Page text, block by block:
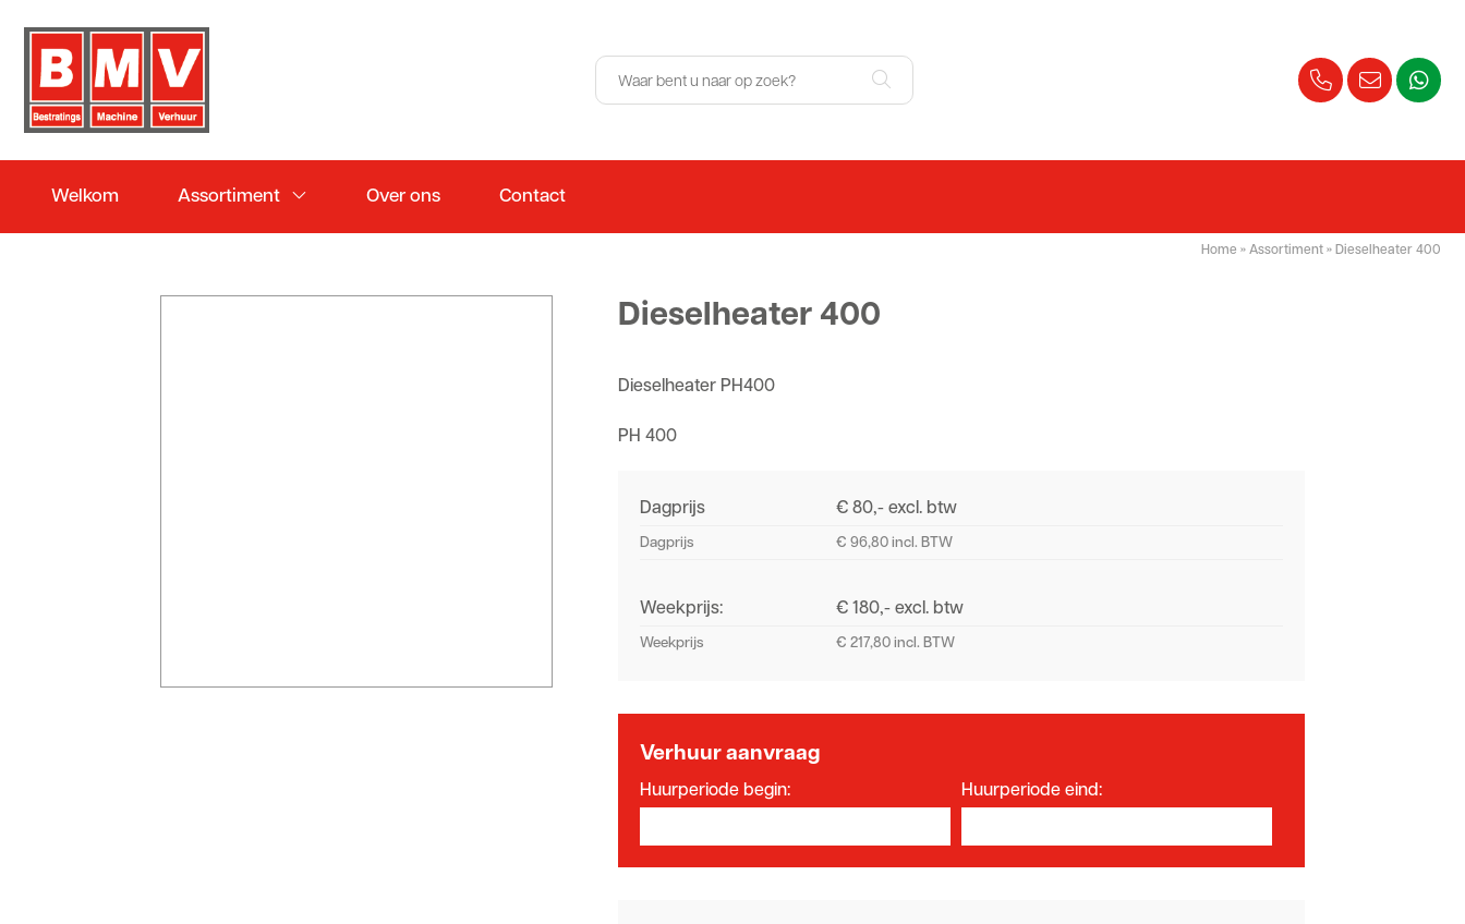
Welkom Assortiment Over ons Contact
Home » Assortiment » Dieselheater 400
Dieselheater 400
Dieselheater PH400
PH 400
Dagprijs € 80,- excl. btw
Dagprijs € 96,80 incl. BTW
Weekprijs: € 180,- excl. btw
Weekprijs € 217,80 incl. BTW
Verhuur aanvraag
Huurperiode begin: Huurperiode eind: